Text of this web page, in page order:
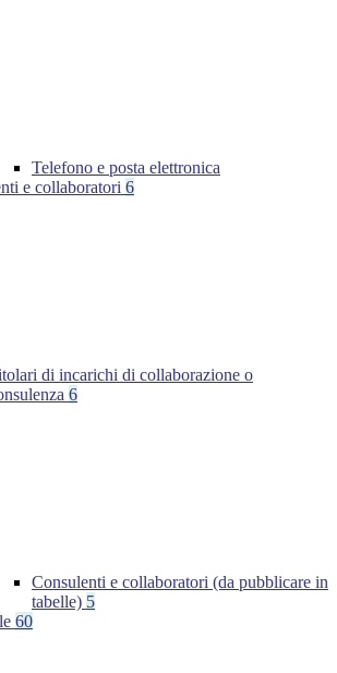
Telefono e posta elettronica
e collaboratori 6
di incarichi di collaborazione o
6
Consulenti e collaboratori (da pubblicare in
tabelle) 5
60